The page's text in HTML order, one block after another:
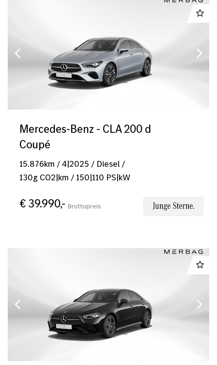
Mercedes-Benz - CLA 200 d
Coupé
15.876km /4|2025 / Diesel /
130g CO2|km / 150|110 PS|kW
€ 39.990,- Bruttopreis